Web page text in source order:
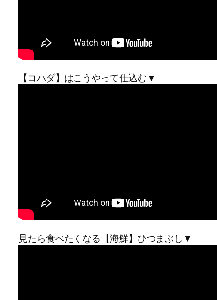
【コハダ】はこうやって仕込む▼
見たら食べたくなる【海鮮】ひつまぶし▼